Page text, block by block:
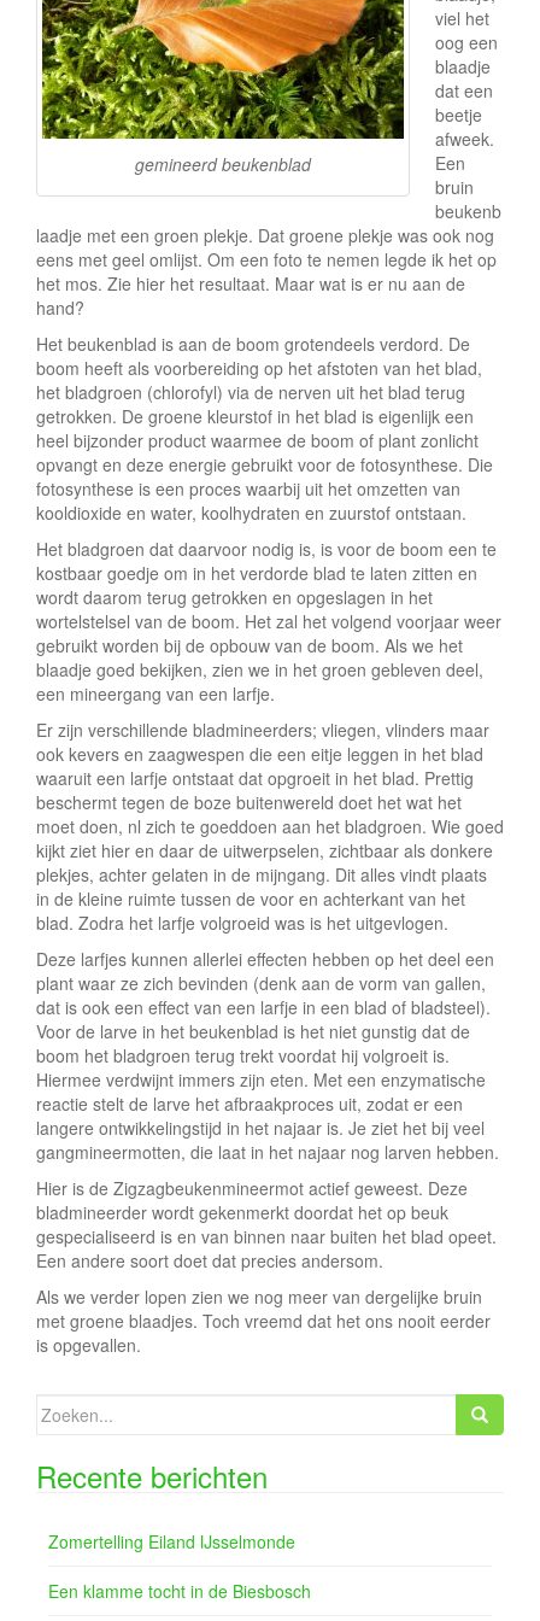
gemineerd beukenblad
viel het
oog een
blaadje
dat een
beetje
afweek.
Een
bruin
beukenb
laadje met een groen plekje. Dat groene plekje was ook nog
eens met geel omlijst. Om een foto te nemen legde ik het op
het mos. Zie hier het resultaat. Maar wat is er nu aan de
hand?
Het beukenblad is aan de boom grotendeels verdord. De
boom heeft als voorbereiding op het afstoten van het blad,
het bladgroen (chlorofyl) via de nerven uit het blad terug
getrokken. De groene kleurstof in het blad is eigenlijk een
heel bijzonder product waarmee de boom of plant zonlicht
opvangt en deze energie gebruikt voor de fotosynthese. Die
fotosynthese is een proces waarbij uit het omzetten van
kooldioxide en water, koolhydraten en zuurstof ontstaan.
Het bladgroen dat daarvoor nodig is, is voor de boom een te
kostbaar goedje om in het verdorde blad te laten zitten en
wordt daarom terug getrokken en opgeslagen in het
wortelstelsel van de boom. Het zal het volgend voorjaar weer
gebruikt worden bij de opbouw van de boom. Als we het
blaadje goed bekijken, zien we in het groen gebleven deel,
een mineergang van een larfje.
Er zijn verschillende bladmineerders; vliegen, vlinders maar
ook kevers en zaagwespen die een eitje leggen in het blad
waaruit een larfje ontstaat dat opgroeit in het blad. Prettig
beschermt tegen de boze buitenwereld doet het wat het
moet doen, nl zich te goeddoen aan het bladgroen. Wie goed
kijkt ziet hier en daar de uitwerpselen, zichtbaar als donkere
plekjes, achter gelaten in de mijngang. Dit alles vindt plaats
in de kleine ruimte tussen de voor en achterkant van het
blad. Zodra het larfje volgroeid was is het uitgevlogen.
Deze larfjes kunnen allerlei effecten hebben op het deel een
plant waar ze zich bevinden (denk aan de vorm van gallen,
dat is ook een effect van een larfje in een blad of bladsteel).
Voor de larve in het beukenblad is het niet gunstig dat de
boom het bladgroen terug trekt voordat hij volgroeit is.
Hiermee verdwijnt immers zijn eten. Met een enzymatische
reactie stelt de larve het afbraakproces uit, zodat er een
langere ontwikkelingstijd in het najaar is. Je ziet het bij veel
gangmineermotten, die laat in het najaar nog larven hebben.
Hier is de Zigzagbeukenmineermot actief geweest. Deze
bladmineerder wordt gekenmerkt doordat het op beuk
gespecialiseerd is en van binnen naar buiten het blad opeet.
Een andere soort doet dat precies andersom.
Als we verder lopen zien we nog meer van dergelijke bruin
met groene blaadjes. Toch vreemd dat het ons nooit eerder
is opgevallen.
Zoeken
naar:
Recente berichten
Zomertelling Eiland IJsselmonde
Een klamme tocht in de Biesbosch